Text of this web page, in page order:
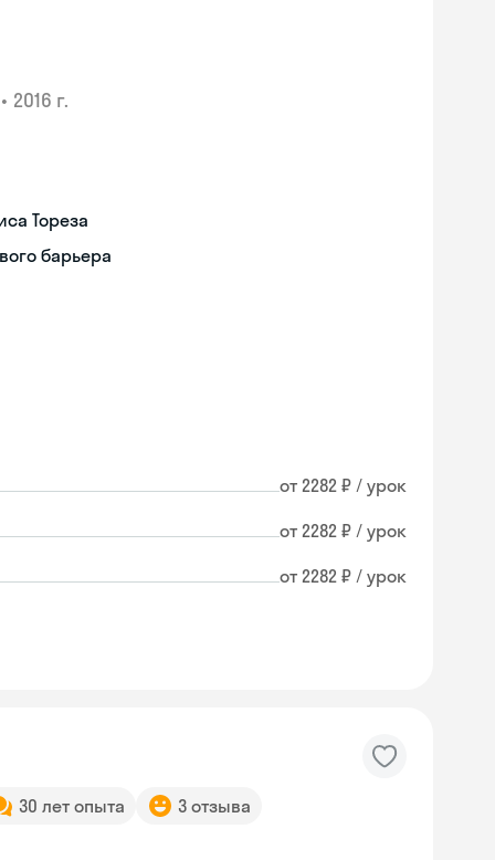
• 2016 г.
Тореза
барьера
от 2282 ₽ / урок
от 2282 ₽ / урок
от 2282 ₽ / урок
30 лет опыта 3 отзыва